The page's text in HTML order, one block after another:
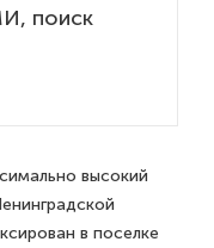
поиск
высокий
в поселке